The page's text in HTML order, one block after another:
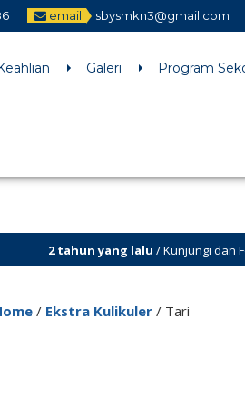
since version 6.9.0! IE
email sbysmkn3@gmail.com
Galeri Program
/ Kunjungi dan Follow Tik Tok
/ Ekstra Kulikuler/ Tari